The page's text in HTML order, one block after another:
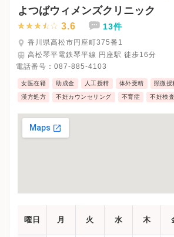
よつばウィメンズクリニック
3.6 13件
香川県高松市円座町375番1
高松琴平電鉄琴平線 円座駅 徒歩16分
電話番号： 087-885-4103
女医在籍 助成金 人工授精 体外受精 顕微授
漢方処方 不妊カウンセリング 不育症 不妊検査
曜日 月 火 水 木